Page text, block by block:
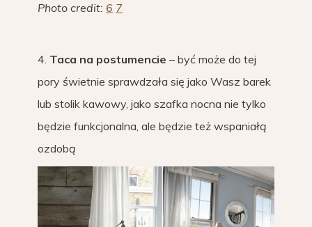
Photo credit: 6 7
4. Taca na postumencie – być może do tej
pory świetnie sprawdzała się jako Wasz barek
lub stolik kawowy, jako szafka nocna nie tylko
będzie funkcjonalna, ale będzie też wspaniałą
ozdobą